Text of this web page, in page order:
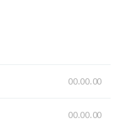
00.00.00
00.00.00